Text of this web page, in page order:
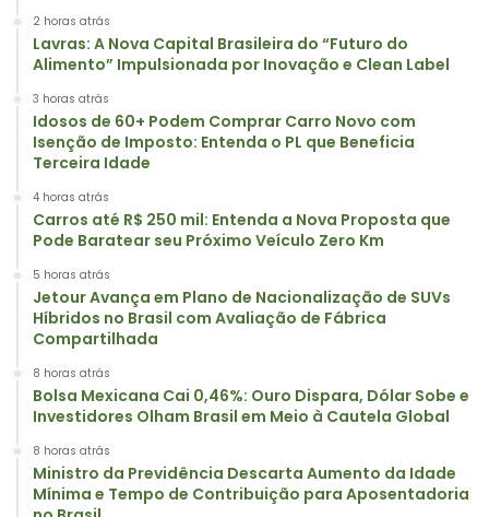
2 horas atrás
Lavras: A Nova Capital Brasileira do “Futuro do
Alimento” Impulsionada por Inovação e Clean Label
3 horas atrás
Idosos de 60+ Podem Comprar Carro Novo com
Isenção de Imposto: Entenda o PL que Beneficia
Terceira Idade
4 horas atrás
Carros até R$ 250 mil: Entenda a Nova Proposta que
Pode Baratear seu Próximo Veículo Zero Km
5 horas atrás
Jetour Avança em Plano de Nacionalização de SUVs
Híbridos no Brasil com Avaliação de Fábrica
Compartilhada
8 horas atrás
Bolsa Mexicana Cai 0,46%: Ouro Dispara, Dólar Sobe e
Investidores Olham Brasil em Meio à Cautela Global
8 horas atrás
Ministro da Previdência Descarta Aumento da Idade
Mínima e Tempo de Contribuição para Aposentadoria